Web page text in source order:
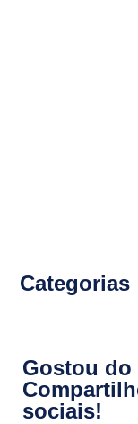
Categorias
Gostou
sociais!